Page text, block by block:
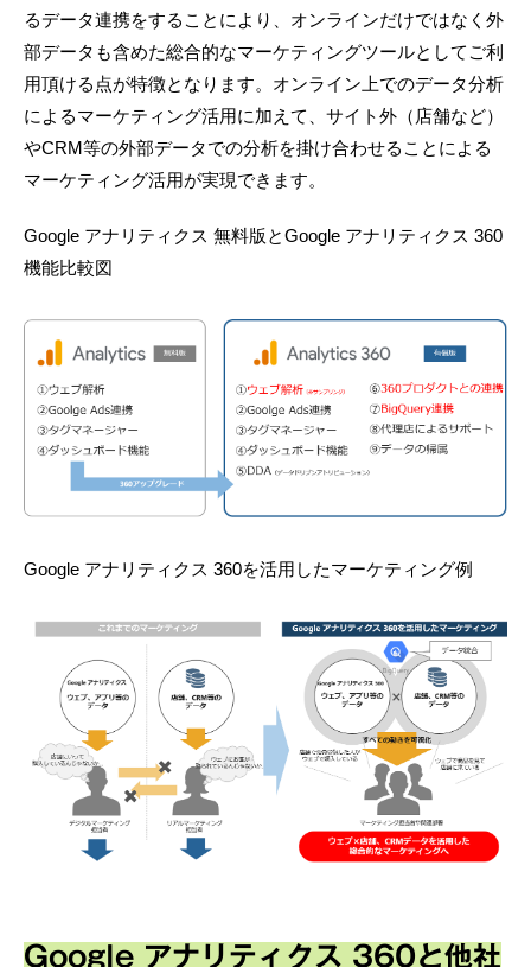
るデータ連携をすることにより、オンラインだけではなく外
部データも含めた総合的なマーケティングツールとしてご利
用頂ける点が特徴となります。オンライン上でのデータ分析
によるマーケティング活用に加えて、サイト外（店舗など）
やCRM等の外部データでの分析を掛け合わせることによる
マーケティング活用が実現できます。
Google アナリティクス 無料版とGoogle アナリティクス 360
機能比較図
Google アナリティクス 360を活用したマーケティング例
Google アナリティクス 360と他社